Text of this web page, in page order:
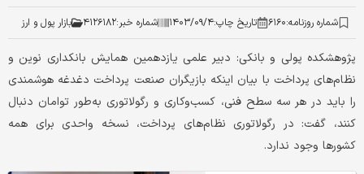
شماره روزنامه:۶۱۶۰ تاریخ چاپ:۱۴۰۳/۰۹/۴ شماره خبر:۴۱۲۶۱۸۲ بازار پول و ارز
پژوهشکده پولی و بانکی: دبیر علمی یازدهمین همایش بانکداری نوین و
نظام‌های پرداخت با بیان اینکه بازیگران صنعت پرداخت دغدغه هوشمندی
را باید در هر سه سطح فنی، کسب‌وکاری و رگولاتوری به‌طور توامان دنبال
کنند، گفت: در رگولاتوری نظام‌های پرداخت، نسخه واحدی برای همه
کشورها وجود ندارد.